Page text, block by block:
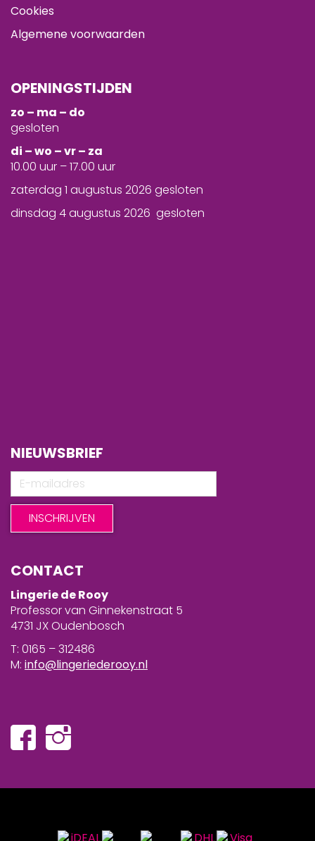
Cookies
Algemene voorwaarden
OPENINGSTIJDEN
zo – ma – do
gesloten
di – wo – vr – za
10.00 uur – 17.00 uur
zaterdag 1 augustus 2026 gesloten
dinsdag 4 augustus 2026 gesloten
NIEUWSBRIEF
CONTACT
Lingerie de Rooy
Professor van Ginnekenstraat 5
4731 JX Oudenbosch
T: 0165 – 312486
M: info@lingeriederooy.nl